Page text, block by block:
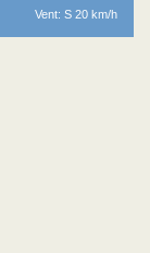
Vent: S 20 km/h